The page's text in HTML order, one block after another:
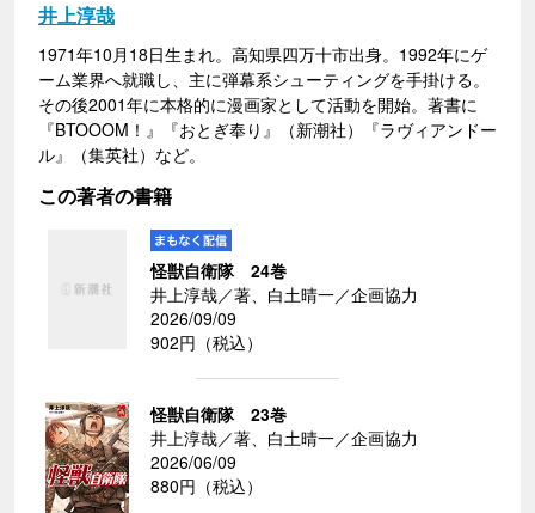
井上淳哉
1971年10月18日生まれ。高知県四万十市出身。1992年にゲ
ーム業界へ就職し、主に弾幕系シューティングを手掛ける。
その後2001年に本格的に漫画家として活動を開始。著書に
『BTOOOM！』『おとぎ奉り』（新潮社）『ラヴィアンドー
ル』（集英社）など。
この著者の書籍
怪獣自衛隊 24巻
井上淳哉／著、白土晴一／企画協力
2026/09/09
902円（税込）
怪獣自衛隊 23巻
井上淳哉／著、白土晴一／企画協力
2026/06/09
880円（税込）